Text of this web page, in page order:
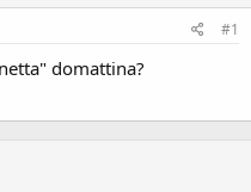
#1
domattina?